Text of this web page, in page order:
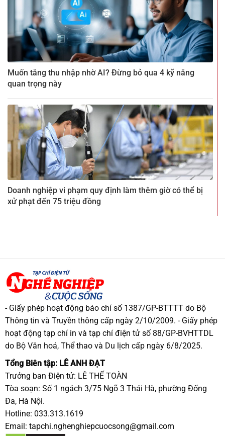
Muốn tăng thu nhập nhờ AI? Đừng bỏ qua 4 kỹ năng
quan trọng này
Doanh nghiệp vi phạm quy định làm thêm giờ có thể bị
xử phạt đến 75 triệu đồng
- Giấy phép hoạt động báo chí số 1387/GP-BTTTT do Bộ
Thông tin và Truyền thông cấp ngày 2/10/2009. - Giấy phép
hoạt động tạp chí in và tạp chí điện tử số 88/GP-BVHTTDL
do Bộ Văn hoá, Thể thao và Du lịch cấp ngày 6/8/2025.
Tổng Biên tập: LÊ ANH ĐẠT
Trưởng ban Điện tử: LÊ THẾ TOÀN
Tòa soạn: Số 1 ngách 3/75 Ngõ 3 Thái Hà, phường Đống
Đa, Hà Nội.
Hotline: 033.313.1619
Email: tapchi.nghenghiepcuocsong@gmail.com